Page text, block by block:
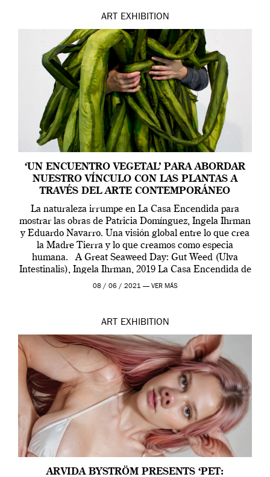
ART EXHIBITION
‘UN ENCUENTRO VEGETAL’ PARA ABORDAR
NUESTRO VÍNCULO CON LAS PLANTAS A
TRAVÉS DEL ARTE CONTEMPORÁNEO
La naturaleza irrumpe en La Casa Encendida para
mostrar las obras de Patricia Domínguez, Ingela Ihrman
y Eduardo Navarro. Una visión global entre lo que crea
la Madre Tierra y lo que creamos como especia
humana. A Great Seaweed Day: Gut Weed (Ulva
Intestinalis), Ingela Ihrman, 2019 La Casa Encendida de
Madrid y la Wellcome […]
08 / 06 / 2021 — VER MÁS
ART EXHIBITION
ARVIDA BYSTRÖM PRESENTS ‘PET: